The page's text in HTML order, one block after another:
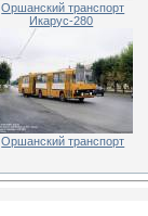
Оршанский транспорт
Икарус-280
Оршанский транспорт